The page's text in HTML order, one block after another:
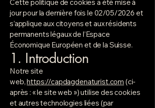
Cette politique de cookies a été mise à
jour pour la dernière fois le 02/05/2026 et
s’applique aux citoyens et aux résidents
permanents légaux de l’Espace
Économique Européen et de la Suisse.
1. Introduction
Notre site
web,https://capdagdenaturist.com (ci-
après : « le site web ») utilise des cookies
et autres technologies liées (par